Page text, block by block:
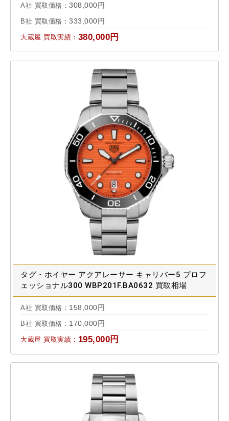
A社 買取価格： 308,000円
B社 買取価格： 333,000円
大蔵屋 買取実績： 380,000円
タグ・ホイヤー アクアレーサー キャリバー5 プロフ
ェッショナル300 WBP201F.BA0632 買取相場
A社 買取価格： 158,000円
B社 買取価格： 170,000円
大蔵屋 買取実績： 195,000円